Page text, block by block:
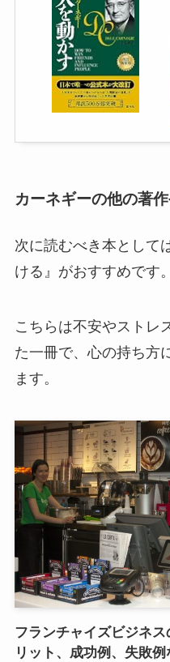
カーネギーの他の著
次に読むべき本として
ける』がおすすめです。
こちらは不安やストレ
た一冊で、心の持ち方
ます。
フランチャイズビジネ
リット、成功例、失敗